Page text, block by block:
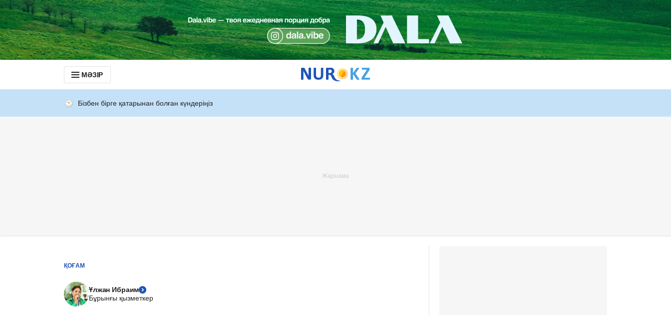
МӘЗІР
Бізбен бірге қатарынан болған күндеріңіз
ҚОҒАМ
Ұлжан Ибраим
Бұрынғы қызметкер